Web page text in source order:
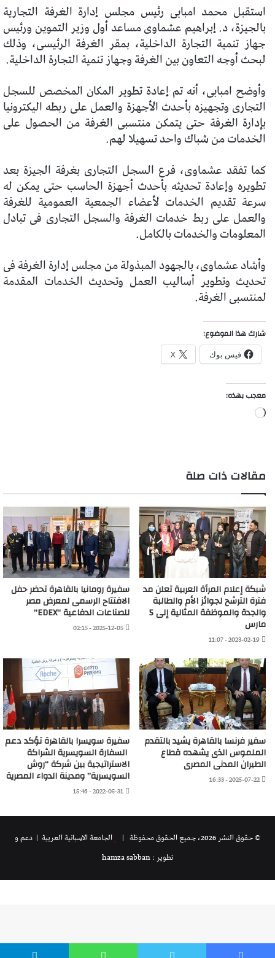
استقبل محمد امبابى رئيس مجلس إدارة الغرفة التجارية
بالجيزة، د. إبراهيم عشماوى مساعد أول وزير التموين ورئيس
جهاز تنمية التجارة الداخلية، بمقر الغرفة الرئيسى، وذلك
لبحث أوجه التعاون بين الغرفة وجهاز تنمية التجارة الداخلية.
وأوضح امبابى، أنه تم إعادة تطوير المكان المخصص للسجل
التجارى وتجهيزه بأحدث الأجهزة والعمل على ربطه اليكترونيا
بإدارة الغرفة حتى يتمكن منتسبى الغرفة من الحصول على
الخدمات من شباك واحد تسهيلا لهم.
كما تفقد عشماوى، فرع السجل التجارى بغرفة الجيزة بعد
تطويره وإعادة تحديثه بأحدث أجهزة الحاسب حتى يمكن له
سرعة تقديم الخدمات لأعضاء الجمعية العمومية للغرفة
والعمل على ربط خدمات الغرفة والسجل التجارى فى تبادل
المعلومات والخدمات بالكامل.
وأشاد عشماوى، بالجهود المبذولة من مجلس إدارة الغرفة فى
تحديث وتطوير أساليب العمل وتحديث الخدمات المقدمة
لمنتسبى الغرفة.
شارك هذا الموضوع:
فيس بوك X
معجب بهذه:
جاري
مقالات ذات صلة
شبكة إعلام المرأة العربية تعلن مد
فترة الترشح لجوائز الأم والطالبة
والجدة والموظفة المثالية إلى 5
مارس
2023-02-19 - 11:07
سفيرة رومانيا بالقاهرة تحضر حفل
الافتتاح الرسمى لمعرض مصر
للصناعات الدفاعية “EDEX”
2025-12-05 - 02:15
سفير فرنسا بالقاهرة يشيد بالتقدم
الملموس الذى يشهده قطاع
الطيران المدنى المصرى
2025-07-22 - 16:33
سفيرة سويسرا بالقاهرة تؤكد دعم
السفارة السويسرية الشراكة
الاستراتيجية بين شركة “روش
السويسرية” ومدينة الدواء المصرية
2022-05-31 - 15:46
© حقوق النشر 2026، جميع الحقوق محفوظة | الجامعة الاسبانية العريية | دعم و
تطوير : hamza sabban